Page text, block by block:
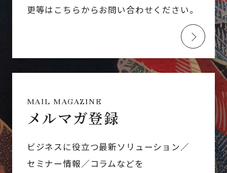
更等はこちらからお問い合わせください。
MAIL MAGAZINE
メルマガ登録
ビジネスに役立つ最新ソリューション／
セミナー情報／コラムなどを